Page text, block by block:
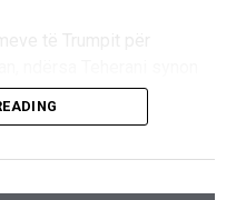
të madhe ekonomike
përshkallëzimin